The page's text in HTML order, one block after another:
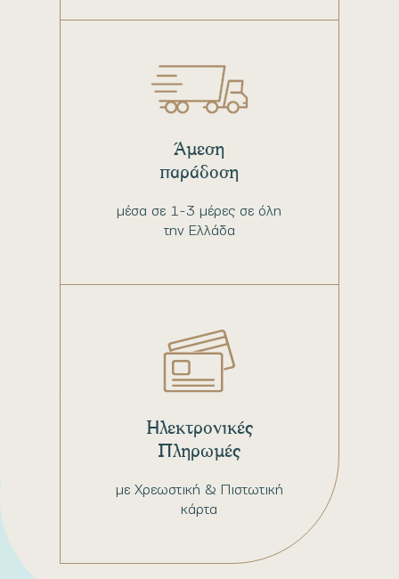
μέσα σε 1-3 μέρες σε όλη
την Ελλάδα
Άμεση
παράδοση
με Χρεωστική & Πιστωτική
κάρτα
Ηλεκτρονικές
Πληρωμές